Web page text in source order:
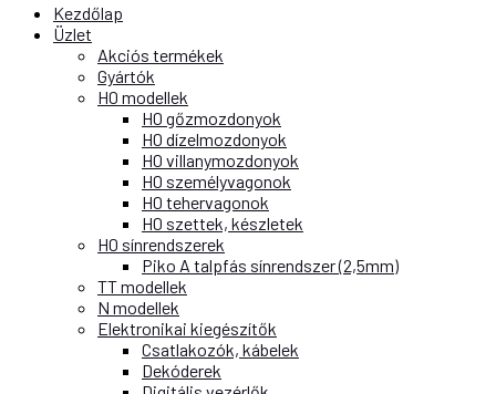
Kezdőlap
Üzlet
Akciós termékek
Gyártók
H0 modellek
H0 gőzmozdonyok
H0 dízelmozdonyok
H0 villanymozdonyok
H0 személyvagonok
H0 tehervagonok
H0 szettek, készletek
H0 sínrendszerek
Piko A talpfás sínrendszer (2,5mm)
TT modellek
N modellek
Elektronikai kiegészítők
Csatlakozók, kábelek
Dekóderek